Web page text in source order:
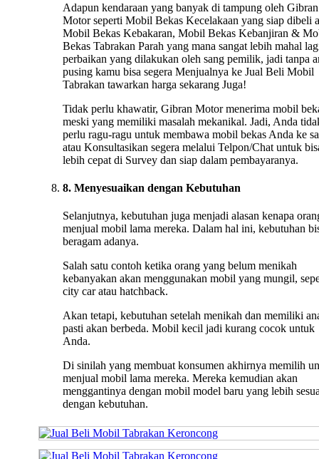
Adapun kendaraan yang banyak di tampung oleh Gibran
Motor seperti Mobil Bekas Kecelakaan yang siap dibeli
Mobil Bekas Kebakaran, Mobil Bekas Kebanjiran &
Bekas Tabrakan Parah yang mana sangat lebih mahal
perbaikan yang dilakukan oleh sang pemilik, jadi tanpa
pusing kamu bisa segera Menjualnya ke Jual Beli Mobil
Tabrakan tawarkan harga sekarang Juga!
Tidak perlu khawatir, Gibran Motor menerima mobil
meski yang memiliki masalah mekanikal. Jadi, Anda
perlu ragu-ragu untuk membawa mobil bekas Anda ke
atau Konsultasikan segera melalui Telpon/Chat untuk
lebih cepat di Survey dan siap dalam pembayaranya.
8. Menyesuaikan dengan Kebutuhan
Selanjutnya, kebutuhan juga menjadi alasan kenapa
menjual mobil lama mereka. Dalam hal ini, kebutuhan
beragam adanya.
Salah satu contoh ketika orang yang belum menikah
kebanyakan akan menggunakan mobil yang mungil,
city car atau hatchback.
Akan tetapi, kebutuhan setelah menikah dan memiliki
pasti akan berbeda. Mobil kecil jadi kurang cocok untuk
Anda.
Di sinilah yang membuat konsumen akhirnya memilih
menjual mobil lama mereka. Mereka kemudian akan
menggantinya dengan mobil model baru yang lebih
dengan kebutuhan.